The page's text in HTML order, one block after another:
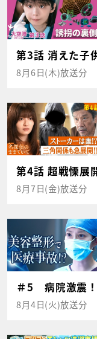
第3話 消えた子
8月6日(木)放送分
第4話 超戦慄展
8月7日(金)放送分
＃5 病院激震
8月4日(火)放送分